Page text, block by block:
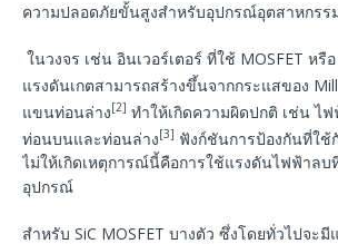
ความปลอดภัยขั้นสูงสำหรับอุปกรณ์อุตสาหกรร
ในวงจร เช่น อินเวอร์เตอร์ ที่ใช้ MOSFET หรื
แรงดันเกตสามารถสร้างขึ้นจากกระแสของ
แขนท่อนล่าง[2] ทำให้เกิดความผิดปกติ เช่น ไ
ท่อนบนและท่อนล่าง[3] ฟังก์ชันการป้องกันที่ใช้
ไม่ให้เกิดเหตุการณ์นี้คือการใช้แรงดันไฟฟ้าลบ
อุปกรณ์
สำหรับ SiC MOSFET บางตัว ซึ่งโดยทั่วไปจะ